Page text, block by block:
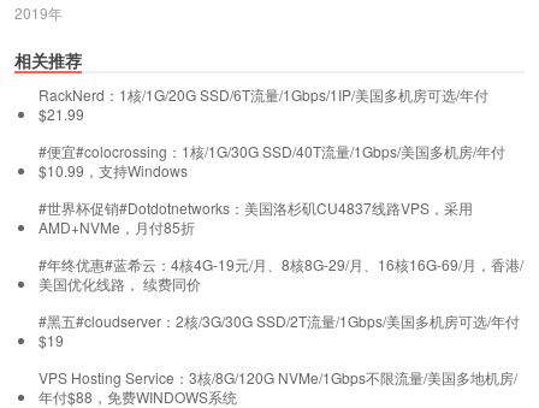
2019年
相关推荐
RackNerd：1核/1G/20G SSD/6T流量/1Gbps/1IP/美国多机房可选/年付
$21.99
#便宜#colocrossing：1核/1G/30G SSD/40T流量/1Gbps/美国多机房/年付
$10.99，支持Windows
#世界杯促销#Dotdotnetworks：美国洛杉矶CU4837线路VPS，采用
AMD+NVMe，月付85折
#年终优惠#蓝希云：4核4G-19元/月、8核8G-29/月、16核16G-69/月，香港/
美国优化线路， 续费同价
#黑五#cloudserver：2核/3G/30G SSD/2T流量/1Gbps/美国多机房可选/年付
$19
VPS Hosting Service：3核/8G/120G NVMe/1Gbps不限流量/美国多地机房/
年付$88，免费WINDOWS系统